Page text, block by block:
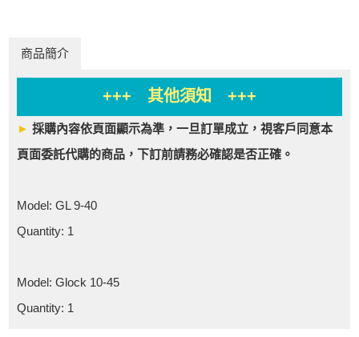
商品簡介
+++ 其他須知 +++
►採購內容依頁面顯示為準，一旦訂單成立，視客戶同意本
頁面委託代購的商品，下訂前請務必確認是否正確。
Model: GL 9-40
Quantity: 1
Model: Glock 10-45
Quantity: 1